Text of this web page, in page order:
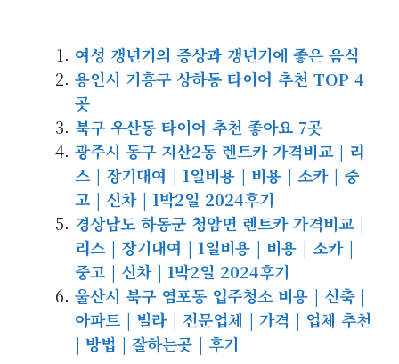
여성 갱년기의 증상과 갱년기에 좋은 음식
용인시 기흥구 상하동 타이어 추천 TOP 4
곳
북구 우산동 타이어 추천 좋아요 7곳
광주시 동구 지산2동 렌트카 가격비교 | 리
스 | 장기대여 | 1일비용 | 비용 | 소카 | 중
고 | 신차 | 1박2일 2024후기
경상남도 하동군 청암면 렌트카 가격비교 |
리스 | 장기대여 | 1일비용 | 비용 | 소카 |
중고 | 신차 | 1박2일 2024후기
울산시 북구 염포동 입주청소 비용 | 신축 |
아파트 | 빌라 | 전문업체 | 가격 | 업체 추천
| 방법 | 잘하는곳 | 후기